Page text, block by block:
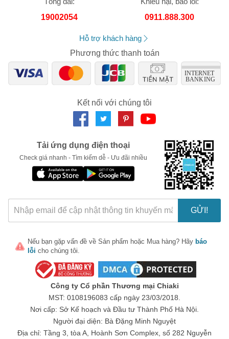
trách nhiệm về nhầm lẫn hay sai lệch về sản phẩm.
19002054
0911.888.300
Hỗ trợ khách hàng
Phương thức thanh toán
Kết nối với chúng tôi
Tải ứng dụng điện thoại
Check giá nhanh - Tìm kiếm dễ - Ưu đãi nhiều
GỬI!
Nếu bạn gặp vấn đề về Sản phẩm hoặc Mua hàng? Hãy báo
lỗi cho chúng tôi.
Công ty Cổ phần Thương mại Chiaki
MST: 0108196083 cấp ngày 23/03/2018.
Nơi cấp: Sở Kế hoạch và Đầu tư Thành Phố Hà Nội.
Người đại diện: Bà Đặng Minh Nguyệt
Địa chỉ: Tầng 3, tòa A, Hoành Sơn Complex, số 282 Nguyễn
Áp dụng cho đơn hàng từ:
LẤY MÃ NGAY